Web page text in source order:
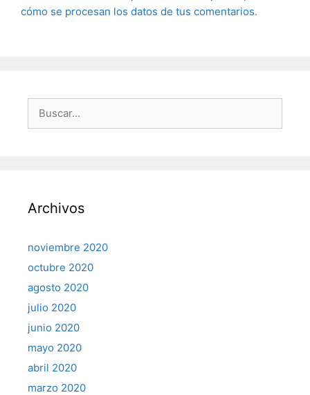
cómo se procesan los datos de tus comentarios.
Archivos
noviembre 2020
octubre 2020
agosto 2020
julio 2020
junio 2020
mayo 2020
abril 2020
marzo 2020